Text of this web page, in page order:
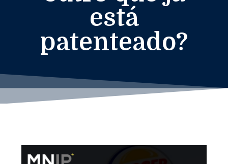
está
patenteado?